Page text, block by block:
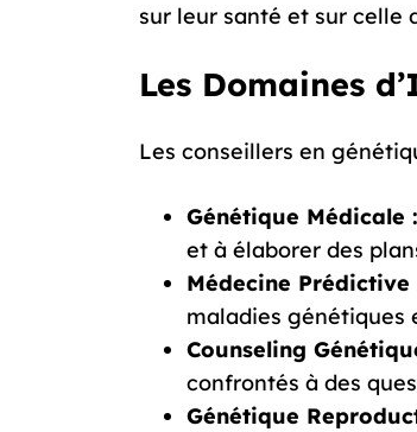
sur leur santé et sur celle
Les Domaines
Les conseillers en
Génétique Médicale :
et à élaborer des
Médecine Prédictive
maladies génétiques
Counseling
confrontés à des
Génétique